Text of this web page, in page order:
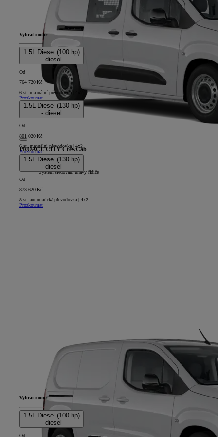
PROACE CITY CrewCab
5D - CrewCab Long
+
Systém sledování únavy řidiče
Vybrat motor
1.5L Diesel (100 hp)
- diesel
Od
764 720 Kč
6 st. manuální převodovka | 4x2
Prozkoumat
1.5L Diesel (130 hp)
- diesel
Od
801 020 Kč
6 st. manuální převodovka | 4x2
Prozkoumat
1.5L Diesel (130 hp)
- diesel
Od
873 620 Kč
8 st. automatická převodovka | 4x2
Prozkoumat
Vybrat motor
1.5L Diesel (100 hp)
- diesel
Od